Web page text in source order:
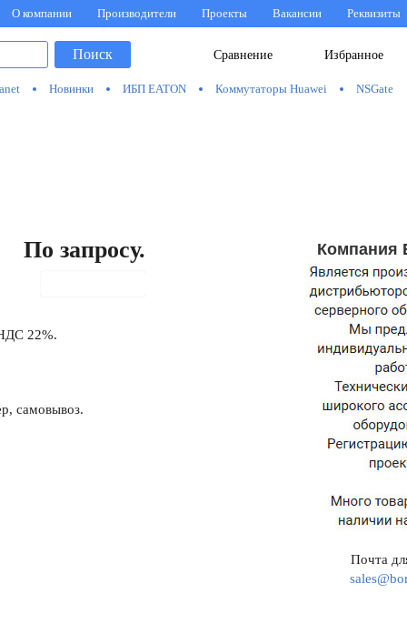
О компании Производители Проекты Вакансии Реквизиты
Избранное
Сравнение
Поиск
Новинки ИБП EATON Коммутаторы Huawei NSGate
По запросу.
22%.
самовывоз.
Компания
Почта